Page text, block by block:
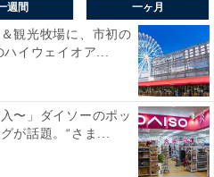
週間 一ヶ月
観光牧場に、市初の
イウェイオア...
〜」ダイソーのポッ
が話題。“さま...